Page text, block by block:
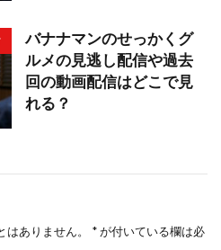
バナナマンのせっかくグ
ルメの見逃し配信や過去
回の動画配信はどこで見
れる？
ありません。 *が付いている欄は必